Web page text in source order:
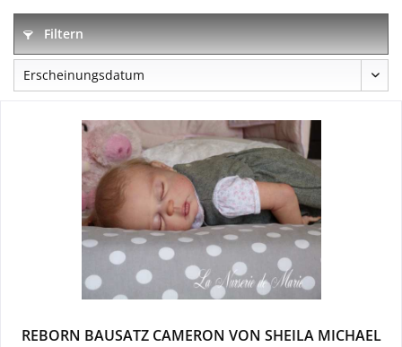
Filtern
REBORN BAUSATZ CAMERON VON SHEILA MICHAEL